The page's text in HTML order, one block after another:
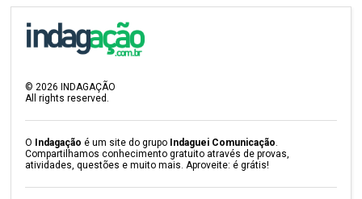
©2026 INDAGAÇÃO
All rights reserved.
O Indagação é um site do grupo Indaguei Comunicação.
Compartilhamos conhecimento gratuito através de provas,
atividades, questões e muito mais. Aproveite: é grátis!